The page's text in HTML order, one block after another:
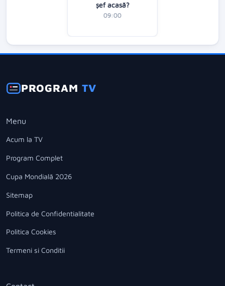
şef acasă?
09:00
PROGRAMTV
Menu
Acum la TV
Program Complet
Cupa Mondială 2026
Sitemap
Politica de Confidentialitate
Politica Cookies
Termeni si Conditii